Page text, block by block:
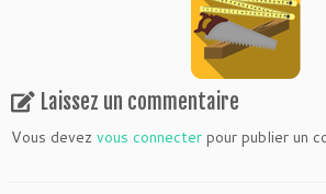
Laissez un commentaire
Vous devez vous connecter pour publier un